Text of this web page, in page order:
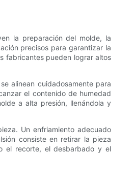
la preparación del molde, la
precisos para garantizar la
fabricantes pueden lograr altos
alinean cuidadosamente para
el contenido de humedad
a alta presión, llenándola y
Un enfriamiento adecuado
consiste en retirar la pieza
el recorte, el desbarbado y el